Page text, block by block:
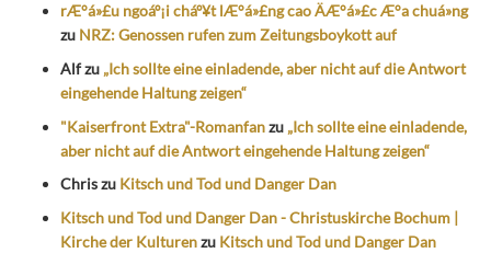
rÆ°á»£u ngoáº¡i cháº¥t lÆ°á»£ng cao ÄÆ°á»£c Æ°a chuá»ng
zu NRZ: Genossen rufen zum Zeitungsboykott auf
Alfzu „Ich sollte eine einladende, aber nicht auf die Antwort
eingehende Haltung zeigen“
"Kaiserfront Extra"-Romanfanzu „Ich sollte eine einladende,
aber nicht auf die Antwort eingehende Haltung zeigen“
Chriszu Kitsch und Tod und Danger Dan
Kitsch und Tod und Danger Dan - Christuskirche Bochum |
Kirche der Kulturenzu Kitsch und Tod und Danger Dan